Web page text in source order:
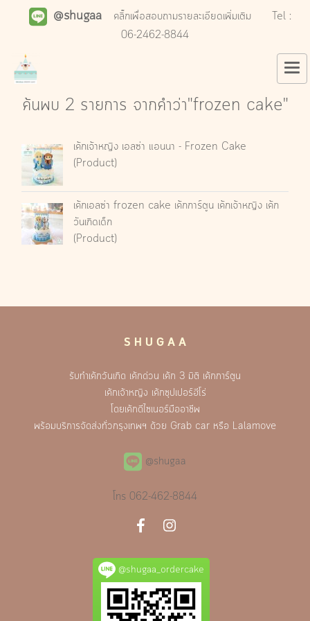
@shugaa คลิ๊กเพื่อสอบถามรายละเอียดเพิ่มเติม
Tel :
06-2462-8844
ค้นพบ 2 รายการ จากคำว่า"frozen cake"
เค้กเจ้าหญิง เอลซ่า แอนนา - Frozen Cake
(Product)
เค้กเอลซ่า frozen cake เค้กการ์ตูน เค้กเจ้าหญิง เค้ก
วันเกิดเด็ก
(Product)
S H U G A A
รับทำเค้กวันเกิด เค้กด่วน เค้ก 3 มิติ เค้กการ์ตูน
เค้กเจ้าหญิง เค้กซุปเปอร์ฮีโร่
โดยเค้กดีไซเนอร์มืออาชีพ
พร้อมบริการจัดส่งทั่วกรุงเทพฯ ด้วย Grab car หรือ Lalamove
@shugaa
โทร 062-462-8844
@shugaa_ordercake